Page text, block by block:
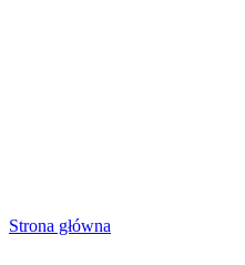
Strona główna